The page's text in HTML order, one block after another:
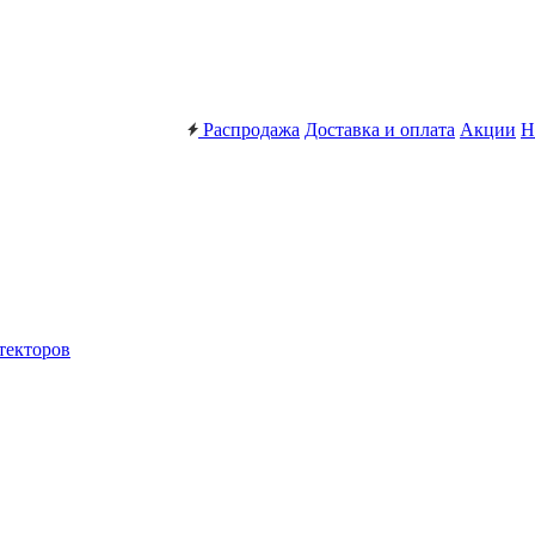
Распродажа Доставка и оплата Акции